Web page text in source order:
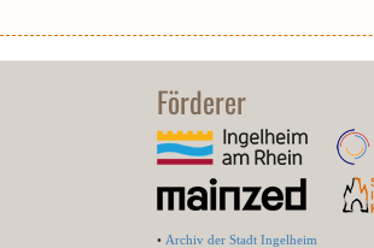
Förderer
• Archiv der Stadt Ingelheim